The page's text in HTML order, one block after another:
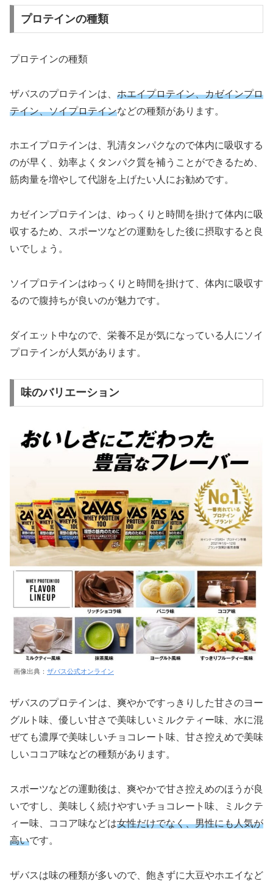
プロテインの種類
プロテインの種類
ザバスのプロテインは、 ホエイプロテイン、カゼインプロ
テイン、ソイプロテインなどの種類があります。
ホエイプロテインは、乳清タンパクなので体内に吸収する
のが早く、効率よくタンパク質を補うことができるため、
筋肉量を増やして代謝を上げたい人にお勧めです。
カゼインプロテインは、ゆっくりと時間を掛けて体内に吸
収するため、スポーツなどの運動をした後に摂取すると良
いでしょう。
ソイプロテインはゆっくりと時間を掛けて、体内に吸収す
るので腹持ちが良いのが魅力です。
ダイエット中なので、栄養不足が気になっている人にソイ
プロテインが人気があります。
味のバリエーション
画像出典： ザバス公式オンライン
ザバスのプロテインは、爽やかですっきりした甘さのヨー
グルト味、優しい甘さで美味しいミルクティー味、水に混
ぜても濃厚で美味しいチョコレート味、甘さ控えめで美味
しいココア味などの種類があります。
スポーツなどの運動後は、爽やかで甘さ控えめのほうが良
いですし、美味しく続けやすいチョコレート味、ミルクテ
ィー味、ココア味などは女性だけでなく、男性にも人気が
高いです。
ザバスは味の種類が多いので、飽きずに大豆やホエイなど